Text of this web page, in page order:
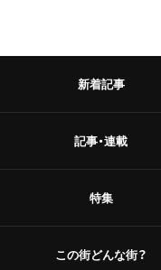
新着記事
記事・連載
特集
この街どんな街？